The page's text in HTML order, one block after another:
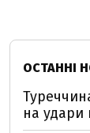
ОСТАННІ
на удари